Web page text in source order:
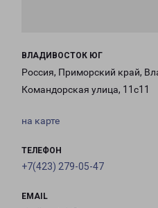
ВЛАДИВОСТОК ЮГ
Россия, Приморский край,
Командорская улица, 11с11
на карте
ТЕЛЕФОН
+7(423) 279-05-47
EMAIL